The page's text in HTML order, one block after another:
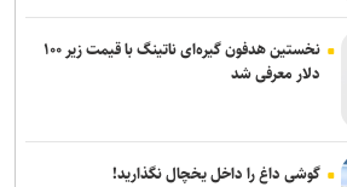
نخستین هدفون گیره‌ای ناتینگ با قیمت زیر ۱۰۰
دلار معرفی شد
گوشی داغ را داخل یخچال نگذارید!